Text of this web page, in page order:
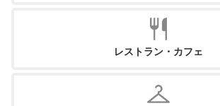
レストラン・カフェ